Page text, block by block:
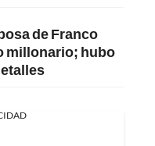
de Franco
millonario; hubo